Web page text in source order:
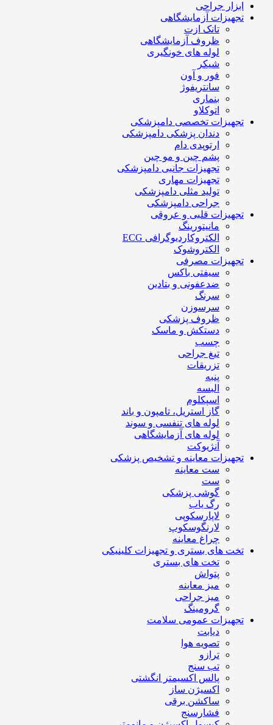
ابزار جراحی
تجهیزات آزمایشگاهی
تانک ازت
ظروف آزمایشگاهی
لوله های خونگیری
شیکر
فور و آون
سانتریفوژ
بنماری
اتوکلاو
تجهیزات تخصصی دامپزشکی
دندان پزشکی دامپزشکی
ارتوپدی دام
پشم چین و مو چین
تجهیزات جانبی دامپزشکی
تجهیزات مهاری
تولید مثلی دامپزشکی
جراحی دامپزشکی
تجهیزات قلبی و عروقی
مانیتورینگ
الکتروکاردیوگرافی ECG
الکتروشوک
تجهیزات مصرفی
سیفتی باکس
ضدعفونی و بتادین
سرنگ
سرسوزن
ظروف پزشکی
دستکش و ماسک
چسب
تیغ جراحی
تزریقات
پنبه
البسه
اسپکلوم
گاز استریل، تامپون و باند
لوله های تنفسی و سوند
لوله های آزمایشگاهی
آنژیوکت
تجهیزات معاینه و تشخیص پزشکی
ست معاینه
ست
گوشی پزشکی
رگ یاب
لاپارسکوپی
لارنگوسکوپ
چراغ معاینه
تخت های بستری و تجهیزات کلینیکی
تخت های بستری
پتواش
میز معاینه
میز جراحی
گرومینگ
تجهیزات عمومی سلامت
دیابت
تصویه هوا
ترازو
تب سنج
پالس اکسیمتر انگشتی
اکسیژن ساز
ساکشن برقی
فشارسنج